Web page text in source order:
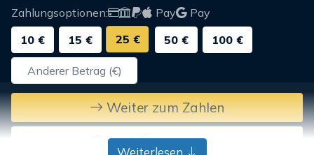
Zahlungsoptionen: Pay
Pay
10 €
15 € 25 € 50 € 100 €
Weiter zum Zahlen
Bank-Überweisung
Weiterlesen